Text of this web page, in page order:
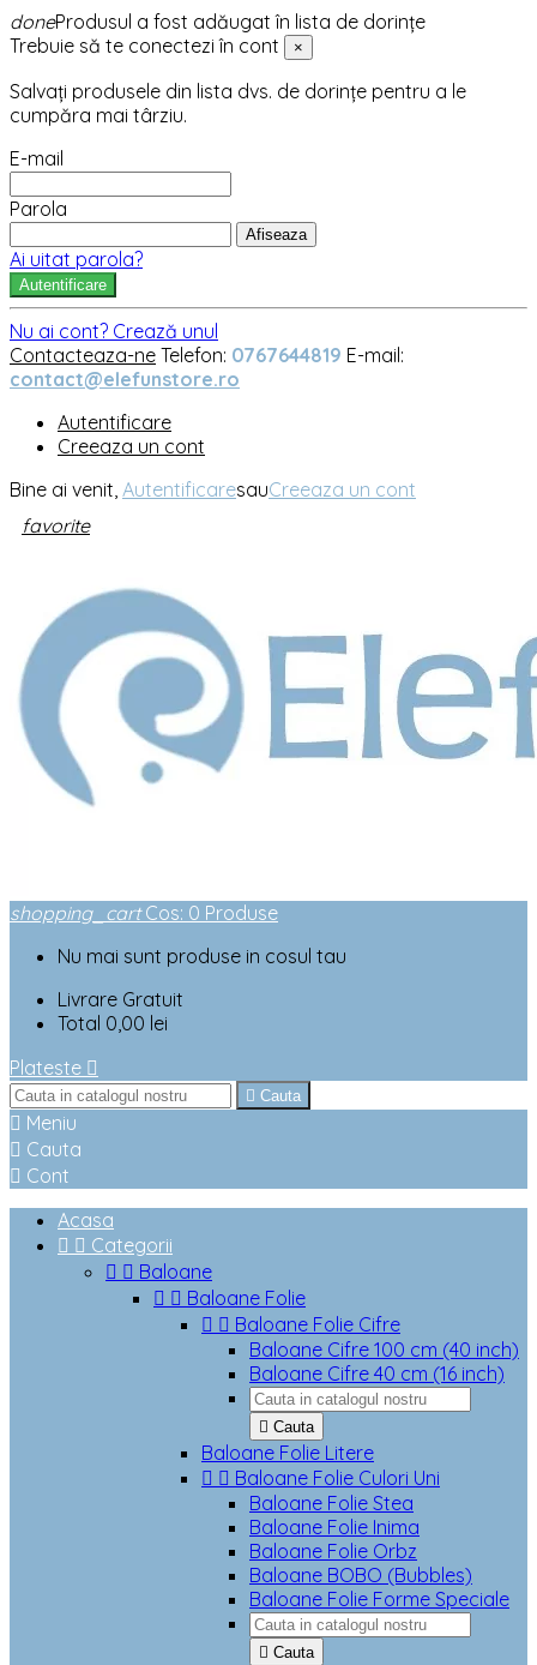
doneProdusul a fost adăugat în lista de dorințe
Trebuie să te conectezi în cont
×
Salvați produsele din lista dvs. de dorințe pentru a le
cumpăra mai târziu.
E-mail
Parola
Afiseaza
Ai uitat parola?
Autentificare
Nu ai cont? Crează unul
Contacteaza-ne Telefon: 0767644819 E-mail:
contact@elefunstore.ro
Autentificare
Creeaza un cont
Bine ai venit, AutentificaresauCreeaza un cont
favorite
shopping_cart Cos: 0 Produse
Nu mai sunt produse in cosul tau
Livrare Gratuit
Total 0,00 lei
Plateste 
 Cauta
 Meniu
 Cauta
 Cont
Acasa
  Categorii
  Baloane
  Baloane Folie
  Baloane Folie Cifre
Baloane Cifre 100 cm (40 inch)
Baloane Cifre 40 cm (16 inch)
 Cauta
Baloane Folie Litere
  Baloane Folie Culori Uni
Baloane Folie Stea
Baloane Folie Inima
Baloane Folie Orbz
Baloane BOBO (Bubbles)
Baloane Folie Forme Speciale
 Cauta